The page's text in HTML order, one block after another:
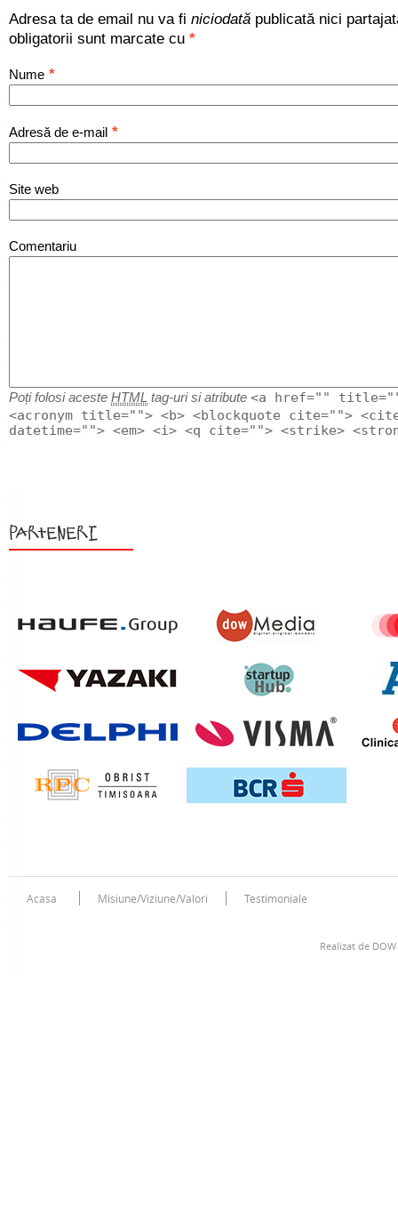
Adresa ta de email nu va fi niciodată publicată nici
obligatorii sunt marcate cu *
Nume *
Adresă de e-mail *
Site web
Comentariu
Poți folosi aceste HTML tag-uri si atribute <a href=""
<acronym title=""> <b> <blockquote cite="">
datetime=""> <em> <i> <q cite=""> <strike>
Parteneri
Acasa Misiune/Viziune/Valori Testimoniale
Realizat de